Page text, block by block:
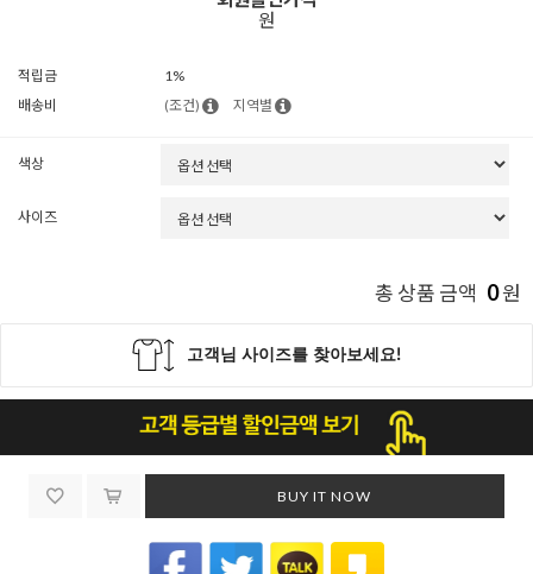
원
적립금
1%
배송비
(조건) 지역별
색상
사이즈
총 상품 금액 0원
BUY IT NOW